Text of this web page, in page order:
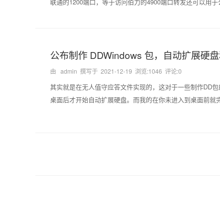
公布制作 DDWindows 包，自动扩展硬
由 admin 撰写于 2021-12-19 浏览:1046 评论:0
其实就是在无人值守应答文件实现的，这对于一些制作DD
桌面后才开始自动扩展硬盘。而我的在你未进入到桌面前就